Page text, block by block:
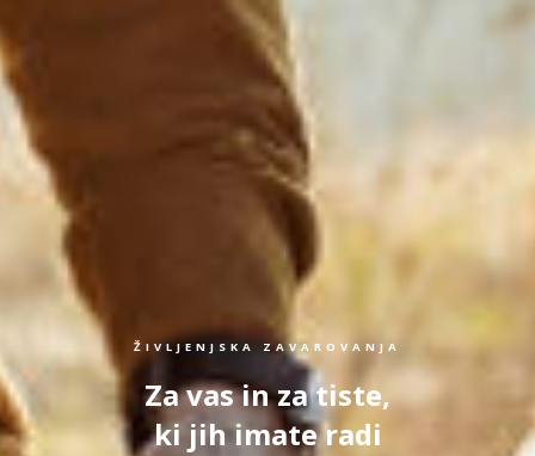
ŽIVLJENJSKA ZAVAROVANJA
Za vas in za tiste,
ki jih imate radi